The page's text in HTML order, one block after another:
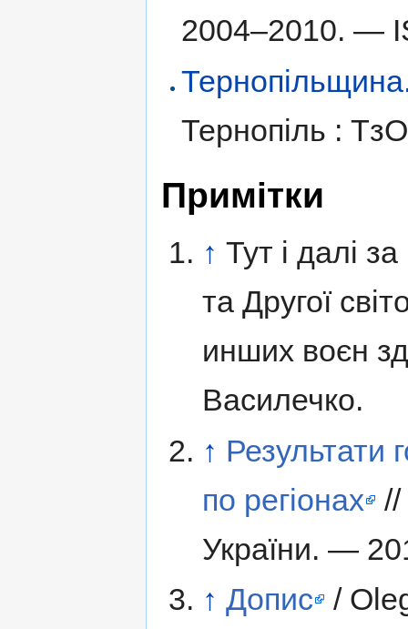
2004–2010. —
Тернопільщина.
Тернопіль :
Примітки
↑ Тут і далі
та Другої
инших воєн
Василечко.
↑ Результати
по регіонах
//
України. —
↑ Допис
/